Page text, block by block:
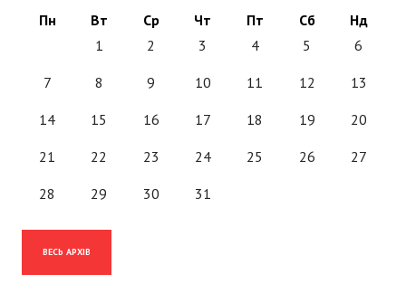
Пн Вт Ср Чт Пт Сб
Нд
1
2 3 4 5 6
7 8 9 10 11 12 13
14 15 16 17 18 19 20
21 22 23 24 25 26 27
28 29 30 31
ВЕСЬ АРХІВ